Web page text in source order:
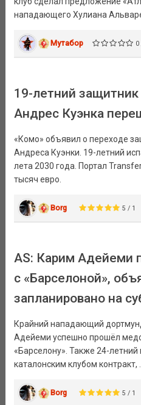
нападающего Хулиана
Мутабор 0
19-летний
Андрес Куэнка
«Комо» объявил о переходе
Андреса Куэнки. 19-летний
лета 2030 года. Портал
тысяч евро.
Borg 5 / 1
AS: Карим Адейеми
с «Барселоной»,
запланировано на
Крайний нападающий
Адейеми успешно прошёл
«Барселону». Также 24-летний
каталонским клубом контракт, ...
Borg 5 / 1